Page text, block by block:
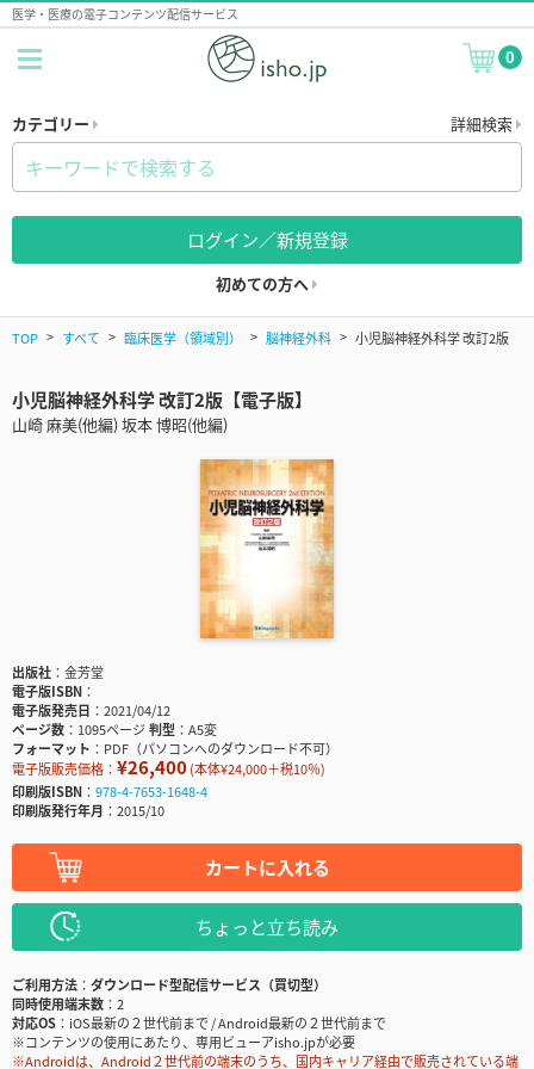
医学・医療の電子コンテンツ配信サービス
0
カテゴリー 詳細検索
ログイン／新規登録
初めての方へ
TOP すべて 臨床医学（領域別） 脳神経外科 小児脳神経外科学 改訂2版
小児脳神経外科学 改訂2版【電子版】
山崎 麻美(他編) 坂本 博昭(他編)
出版社
金芳堂
電子版ISBN
電子版発売日
2021/04/12
ページ数
1095ページ判型
A5変
フォーマット
PDF（パソコンへのダウンロード不可）
電子版販売価格： ¥26,400(本体¥24,000＋税10％)
印刷版ISBN
978-4-7653-1648-4
印刷版発行年月
2015/10
カートに入れる
ちょっと立ち読み
ご利用方法
ダウンロード型配信サービス（買切型）
同時使用端末数
2
対応OS
iOS最新の２世代前まで / Android最新の２世代前まで
※コンテンツの使用にあたり、専用ビューアisho.jpが必要
※Androidは、Android２世代前の端末のうち、国内キャリア経由で販売されている端